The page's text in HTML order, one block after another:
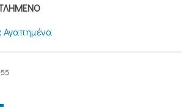
Αγαπημένα